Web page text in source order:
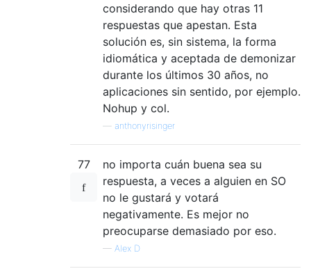
considerando que hay otras 11
respuestas que apestan. Esta
solución es, sin sistema, la forma
idiomática y aceptada de demonizar
durante los últimos 30 años, no
aplicaciones sin sentido, por ejemplo.
Nohup y col.
anthonyrisinger
77
no importa cuán buena sea su
respuesta, a veces a alguien en SO
no le gustará y votará
negativamente. Es mejor no
preocuparse demasiado por eso.
— Alex D